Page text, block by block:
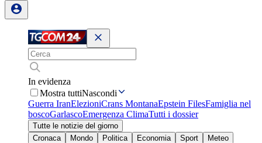
In evidenza
Mostra tuttiNascondi
Guerra IranElezioniCrans MontanaEpstein FilesFamiglia nel
boscoGarlascoEmergenza ClimaTutti i dossier
Tutte le notizie del giorno
Cronaca
Mondo Politica Economia Sport
Meteo